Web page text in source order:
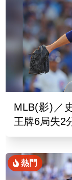
MLB(影)／
王牌6局失2
熱門